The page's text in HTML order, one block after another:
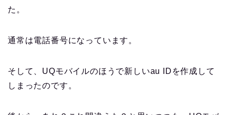
た。
通常は電話番号になっています。
そして、UQモバイルのほうで新しいau IDを作成して
しまったのです。